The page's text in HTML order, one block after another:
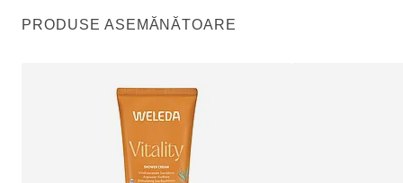
PRODUSE ASEMĂNĂTOARE